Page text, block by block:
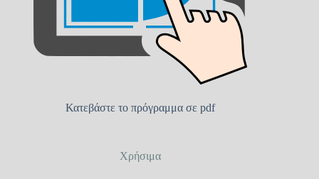
Κατεβάστε το πρόγραμμα σε pdf
Χρήσιμα